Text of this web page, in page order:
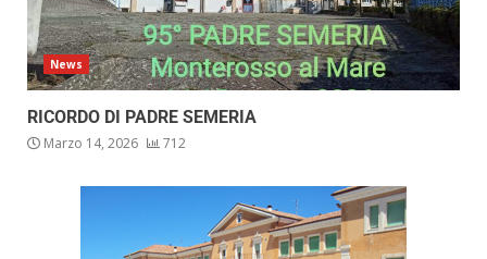
News
RICORDO DI PADRE SEMERIA
Marzo 14, 2026 712